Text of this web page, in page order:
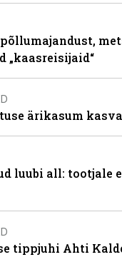
„kaasreisijaid“
ärikasum
luubi all: tootjale
tippjuhi Ahti